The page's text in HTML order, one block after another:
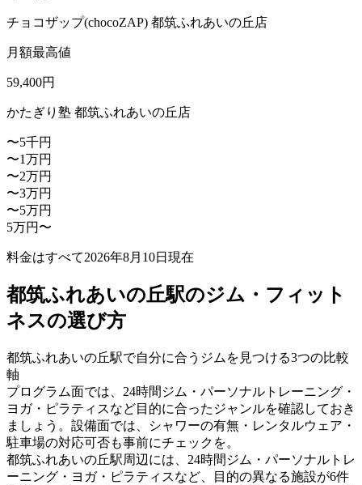
チョコザップ(chocoZAP) 都筑ふれあいの丘店
月額最高値
59,400円
かたぎり塾 都筑ふれあいの丘店
〜5千円
〜1万円
〜2万円
〜3万円
〜5万円
5万円〜
料金はすべて2026年8月10日 現在
都筑ふれあいの丘駅のジム・フィット
ネスの選び方
都筑ふれあいの丘駅で自分に合うジムを見つける3つの比較
軸
プログラム面では、24時間ジム・パーソナルトレーニング・
ヨガ・ピラティスなど目的に合ったジャンルを確認しておき
ましょう。設備面では、シャワーの有無・レンタルウェア・
駐車場の対応可否も事前にチェックを。
都筑ふれあいの丘駅周辺には、24時間ジム・パーソナルトレ
ーニング・ヨガ・ピラティスなど、目的の異なる施設が6件